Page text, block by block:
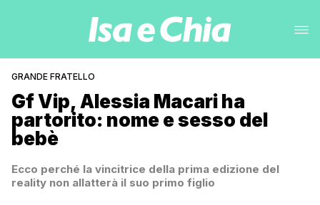
GRANDE FRATELLO
Gf Vip, Alessia Macari ha
partorito: nome e sesso del
bebè
Ecco perché la vincitrice della prima edizione del
reality non allatterà il suo primo figlio